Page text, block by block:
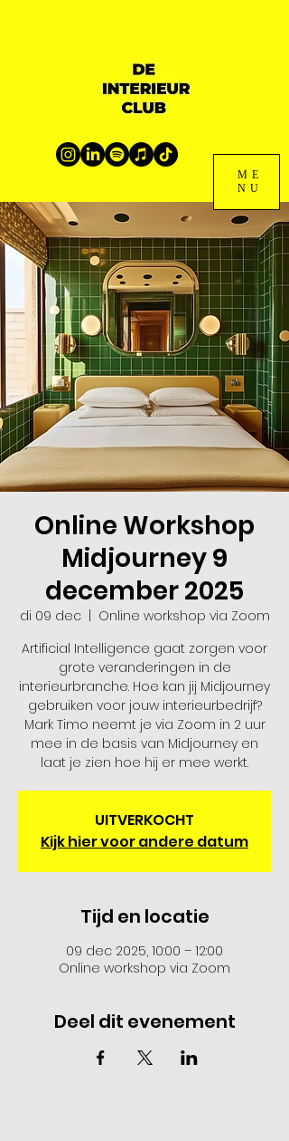
ME
NU
Online Workshop
Midjourney 9
december 2025
di 09 dec
  |
Online workshop via Zoom
Artificial Intelligence gaat zorgen voor
grote veranderingen in de
interieurbranche. Hoe kan jij Midjourney
gebruiken voor jouw interieurbedrijf?
Mark Timo neemt je via Zoom in 2 uur
mee in de basis van Midjourney en
laat je zien hoe hij er mee werkt.​
UITVERKOCHT
Kijk hier voor andere datum
Tijd en locatie
09 dec 2025, 10:00 – 12:00
Online workshop via Zoom
Deel dit evenement